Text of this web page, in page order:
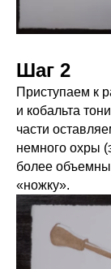
Шаг 2
Приступаем к
и кобальта
части
немного охры
более
«ножку».